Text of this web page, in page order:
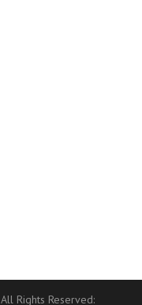
All Rights Reserved: